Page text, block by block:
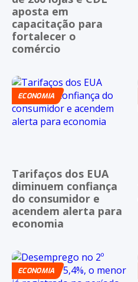
aposta em
capacitação para
fortalecer o
comércio
ECONOMIA
Tarifaços dos EUA
diminuem confiança
do consumidor e
acendem alerta para
economia
ECONOMIA